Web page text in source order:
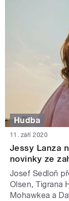
Hudba
11. září 2020
Jessy Lanza
novinky ze
Josef Sedloň
Olsen, Tigrana
Mohawkea a